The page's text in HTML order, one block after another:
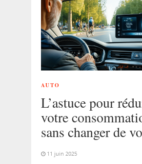
AUTO
L’astuce pour
votre
sans changer de
11 juin 2025